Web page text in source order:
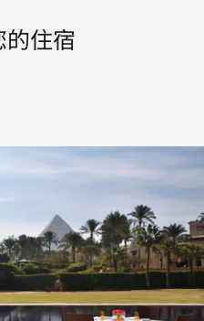
住宿
Room
度美食。在开罗忙碌开完会
印度餐厅，惬意品尝人气美
酒店住客预订
Dining
是深夜小吃或全套大餐，我
凡的客房内用餐体验。立即
享饕餮美食。